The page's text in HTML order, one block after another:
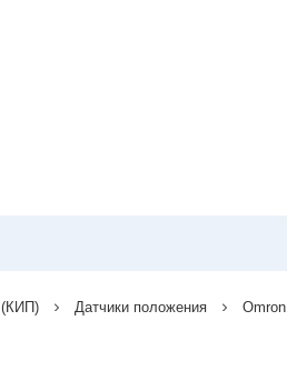
(КИП) Датчики положения Omron